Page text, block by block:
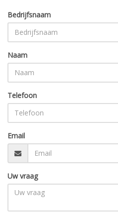
Bedrijfsnaam
Naam
Telefoon
Email
Uw vraag